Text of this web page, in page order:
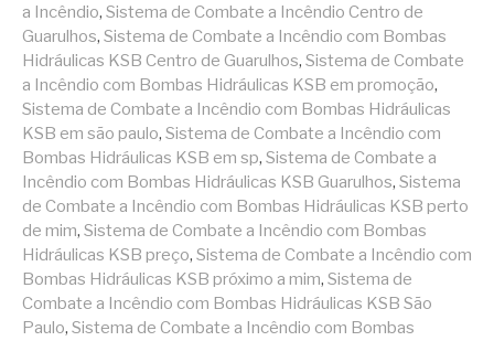
a Incêndio, Sistema de Combate a Incêndio Centro de
Guarulhos, Sistema de Combate a Incêndio com Bombas
Hidráulicas KSB Centro de Guarulhos, Sistema de Combate
a Incêndio com Bombas Hidráulicas KSB em promoção,
Sistema de Combate a Incêndio com Bombas Hidráulicas
KSB em são paulo, Sistema de Combate a Incêndio com
Bombas Hidráulicas KSB em sp, Sistema de Combate a
Incêndio com Bombas Hidráulicas KSB Guarulhos, Sistema
de Combate a Incêndio com Bombas Hidráulicas KSB perto
de mim, Sistema de Combate a Incêndio com Bombas
Hidráulicas KSB preço, Sistema de Combate a Incêndio com
Bombas Hidráulicas KSB próximo a mim, Sistema de
Combate a Incêndio com Bombas Hidráulicas KSB São
Paulo, Sistema de Combate a Incêndio com Bombas